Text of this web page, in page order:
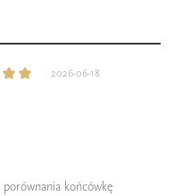
2026-06-18
końcówkę